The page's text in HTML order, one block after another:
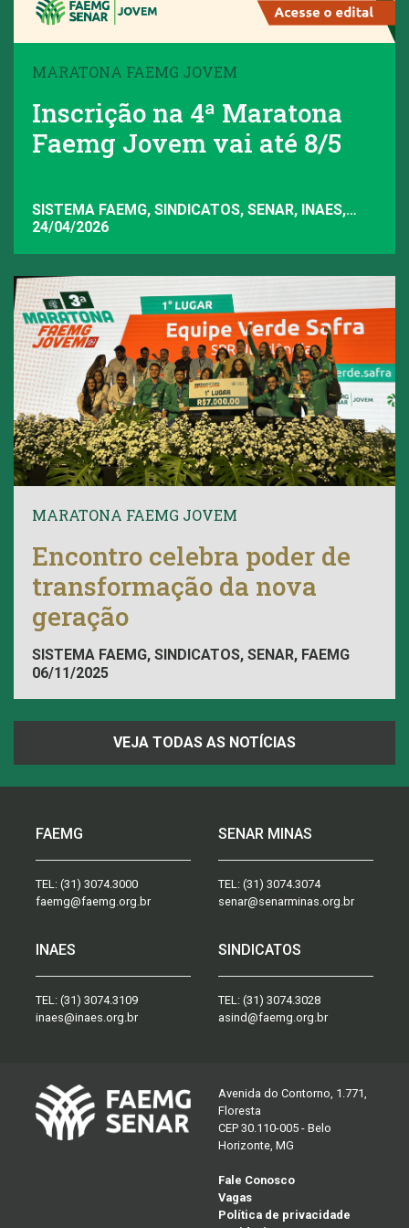
MARATONA FAEMG JOVEM
Inscrição na 4ª Maratona
Faemg Jovem vai até 8/5
SISTEMA FAEMG, SINDICATOS, SENAR, INAES,
FAEMG
24/04/2026
MARATONA FAEMG JOVEM
Encontro celebra poder de
transformação da nova
geração
SISTEMA FAEMG, SINDICATOS, SENAR, FAEMG
06/11/2025
VEJA TODAS AS NOTÍCIAS
FAEMG
TEL: (31) 3074.3000
faemg@faemg.org.br
SENAR MINAS
TEL: (31) 3074.3074
senar@senarminas.org.br
INAES
TEL: (31) 3074.3109
inaes@inaes.org.br
SINDICATOS
TEL: (31) 3074.3028
asind@faemg.org.br
Avenida do Contorno, 1.771,
Floresta
CEP 30.110-005 - Belo
Horizonte, MG
Fale Conosco
Vagas
Política de privacidade